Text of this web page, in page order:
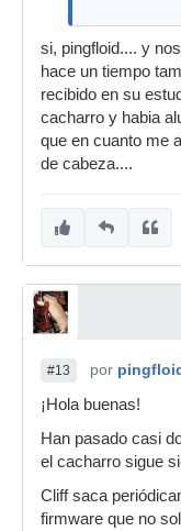
si, pingfloid.... y
hace un tiempo
recibido en su
cacharro y habia
que en cuanto me
de cabeza....
#13 por
¡Hola buenas!
Han pasado casi
el cacharro sigue
Cliff saca
firmware que no